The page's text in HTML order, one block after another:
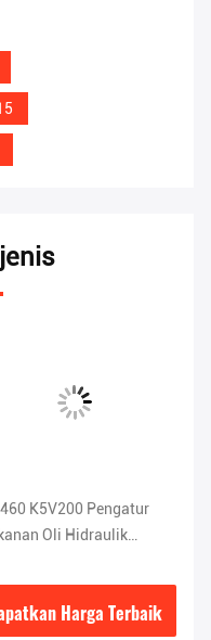
K5V200 Pengatur
Oli Hidraulik
Harga Terbaik